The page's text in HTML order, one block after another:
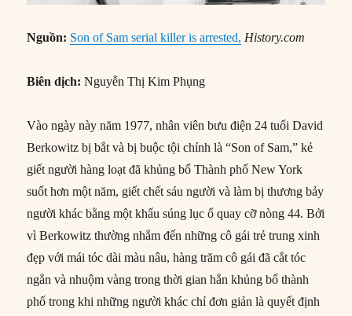
Nguồn: Son of Sam serial killer is arrested, History.com
Biên dịch: Nguyễn Thị Kim Phụng
Vào ngày này năm 1977, nhân viên bưu điện 24 tuổi David
Berkowitz bị bắt và bị buộc tội chính là “Son of Sam,” kẻ
giết người hàng loạt đã khủng bố Thành phố New York
suốt hơn một năm, giết chết sáu người và làm bị thương bảy
người khác bằng một khẩu súng lục ổ quay cỡ nòng 44. Bởi
vì Berkowitz thường nhắm đến những cô gái trẻ trung xinh
đẹp với mái tóc dài màu nâu, hàng trăm cô gái đã cắt tóc
ngắn và nhuộm vàng trong thời gian hắn khủng bố thành
phố trong khi những người khác chỉ đơn giản là quyết định